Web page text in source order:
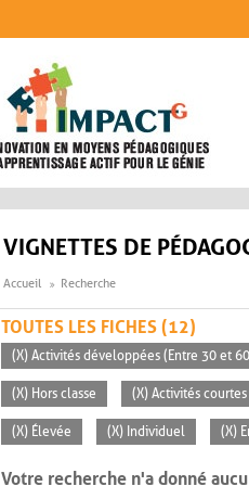
VIGNETTES DE
Accueil Recherche
TOUTES LES FICHES (12)
(X) Activités développées (Entre 30 et
(X) Hors classe (X) Activités
(X) Élevée (X) Individuel (X)
Votre recherche n'a donné